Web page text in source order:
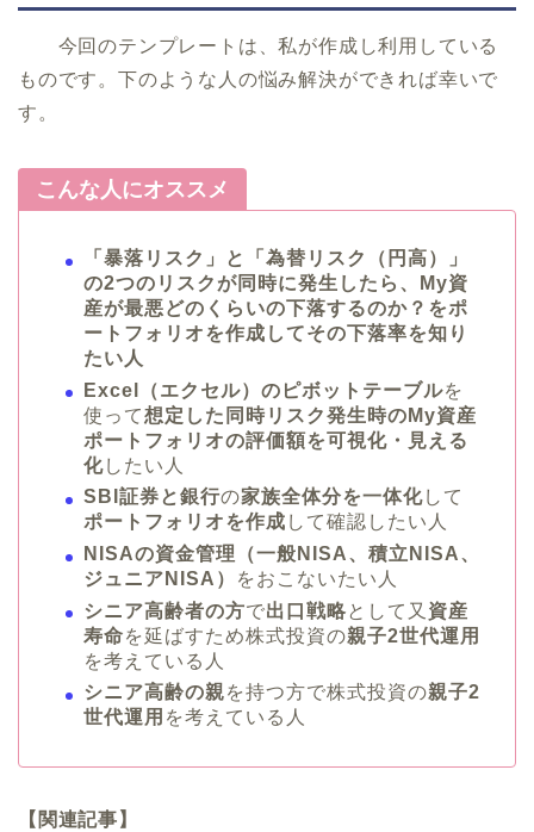
今回のテンプレートは、私が作成し利用している
ものです。下のような人の悩み解決ができれば幸いで
す。
こんな人にオススメ
「暴落リスク」と「為替リスク（円高）」
の2つのリスクが同時に発生したら、My資
産が最悪どのくらいの下落するのか？をポ
ートフォリオを作成してその下落率を知り
たい人
Excel（エクセル）のピボットテーブルを
使って想定した同時リスク発生時のMy資産
ポートフォリオの評価額を可視化・見える
化したい人
SBI証券と銀行の家族全体分を一体化して
ポートフォリオを作成 して確認したい人
NISAの資金管理（一般NISA、積立NISA、
ジュニアNISA）
をおこないたい人
シニア高齢者の方で出口戦略として又 資産
寿命を延ばすため株式投資の親子2世代運用
を考えている人
シニア高齢の親を持つ方で株式投資の親子2
世代運用 を考えている人
【関連記事】